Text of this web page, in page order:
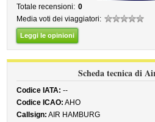
Totale recensioni: 0
Media voti dei viaggiatori:
Leggi le opinioni
Scheda tecnica di
Codice IATA: --
Codice ICAO: AHO
Callsign: AIR HAMBURG